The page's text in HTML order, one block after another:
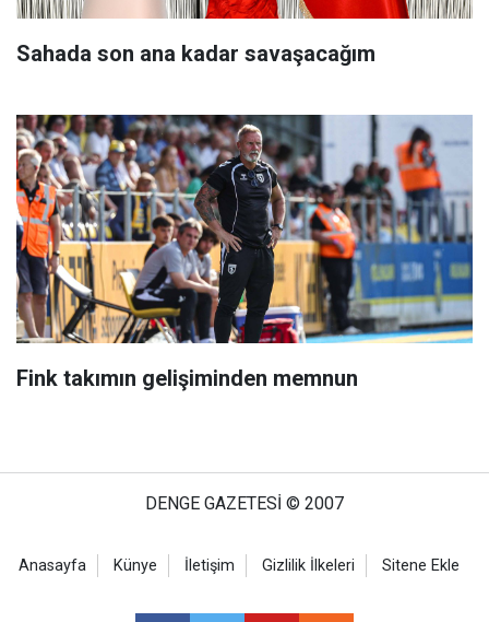
Sahada son ana kadar savaşacağım
Fink takımın gelişiminden memnun
DENGE GAZETESİ © 2007
Anasayfa Künye İletişim Gizlilik İlkeleri Sitene Ekle